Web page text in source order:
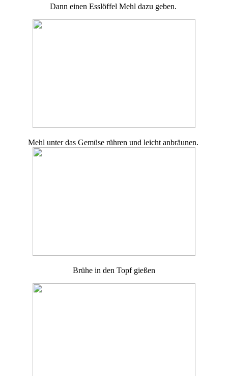
Dann einen Esslöffel Mehl dazu geben.
Mehl unter das Gemüse rühren und leicht anbräunen.
Brühe in den Topf gießen